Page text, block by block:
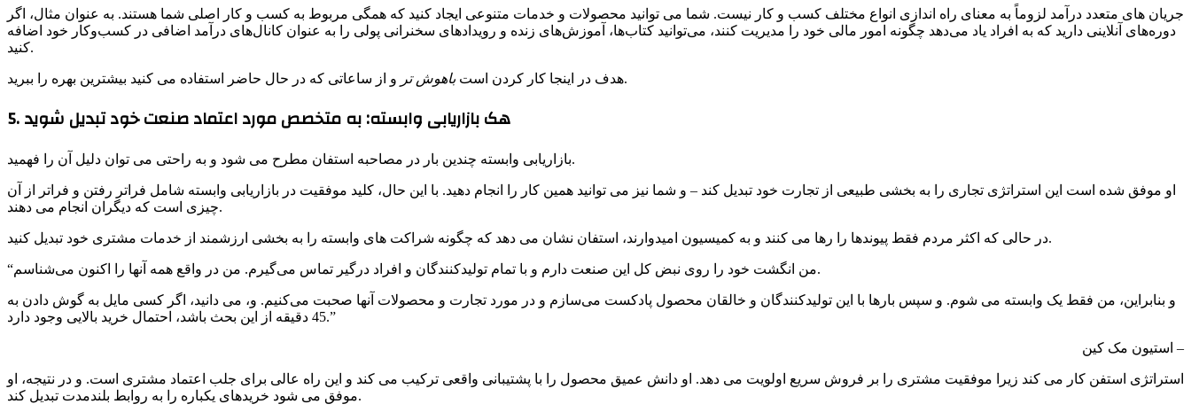
جریان های متعدد درآمد لزوماً به معنای راه اندازی انواع مختلف کسب و کار نیست. شما می توانید محصولات و خدمات متنوعی ایجاد کنید که همگی مربوط به کسب و کار اصلی شما هستند. به عنوان مثال، اگر
دوره‌های آنلاینی دارید که به افراد یاد می‌دهد چگونه امور مالی خود را مدیریت کنند، می‌توانید کتاب‌ها، آموزش‌های زنده و رویدادهای سخنرانی پولی را به عنوان کانال‌های درآمد اضافی در کسب‌وکار خود اضافه
کنید.
هدف در اینجا کار کردن استباهوش تر و از ساعاتی که در حال حاضر استفاده می کنید بیشترین بهره را ببرید.
5. هک بازاریابی وابسته: به متخصص مورد اعتماد صنعت خود تبدیل شوید
بازاریابی وابسته چندین بار در مصاحبه استفان مطرح می شود و به راحتی می توان دلیل آن را فهمید.
او موفق شده است این استراتژی تجاری را به بخشی طبیعی از تجارت خود تبدیل کند – و شما نیز می توانید همین کار را انجام دهید. با این حال، کلید موفقیت در بازاریابی وابسته شامل فراتر رفتن و فراتر از آن
چیزی است که دیگران انجام می دهند.
در حالی که اکثر مردم فقط پیوندها را رها می کنند و به کمیسیون امیدوارند، استفان نشان می دهد که چگونه شراکت های وابسته را به بخشی ارزشمند از خدمات مشتری خود تبدیل کنید.
“من انگشت خود را روی نبض کل این صنعت دارم و با تمام تولیدکنندگان و افراد درگیر تماس می‌گیرم. من در واقع همه آنها را اکنون می‌شناسم.
و بنابراین، من فقط یک وابسته می شوم. و سپس بارها با این تولیدکنندگان و خالقان محصول پادکست می‌سازم و در مورد تجارت و محصولات آنها صحبت می‌کنیم. و، می دانید، اگر کسی مایل به گوش دادن به
45 دقیقه از این بحث باشد، احتمال خرید بالایی وجود دارد.”
– استیون مک کین
استراتژی استفن کار می کند زیرا موفقیت مشتری را بر فروش سریع اولویت می دهد. او دانش عمیق محصول را با پشتیبانی واقعی ترکیب می کند و این راه عالی برای جلب اعتماد مشتری است. و در نتیجه، او
موفق می شود خریدهای یکباره را به روابط بلندمدت تبدیل کند.